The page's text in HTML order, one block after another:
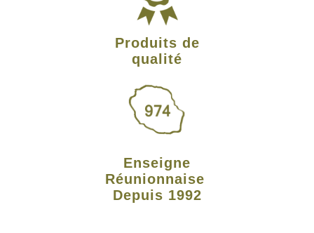
Produits de
qualité
Enseigne
Réunionnaise
Depuis 1992